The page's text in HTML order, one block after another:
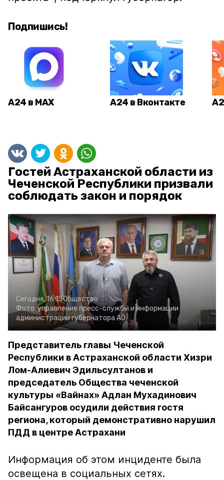
Подпишись!
А24 в MAX А24 в Вконтакте
Гостей Астраханской области из
Чеченской Республики призвали
соблюдать закон и порядок
Сегодня, 16:15Общество
Фото: управление пресс-службы и информации
администрации губернатора АО
Представитель главы Чеченской
Республики в Астраханской области Хизри
Лом-Алиевич Эдильсултанов и
председатель Общества чеченской
культуры «Вайнах» Адлан Мухадинович
Байсангуров осудили действия гостя
региона, который демонстративно нарушил
ПДД в центре Астрахани
Информация об этом инциденте была
освещена в социальных сетях.